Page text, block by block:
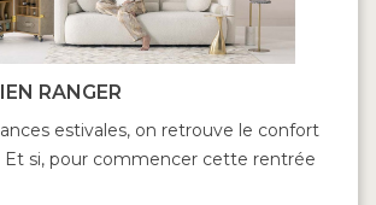
RANGER
estivales, on retrouve le confort
Et si, pour commencer cette rentrée